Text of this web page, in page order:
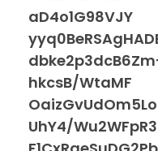
aD4o1G98VJY
hkcsB/WtaMF
UhY4/